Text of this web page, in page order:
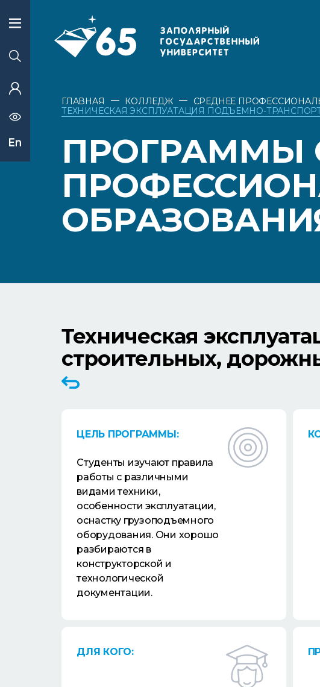
ГЛАВНАЯ — КОЛЛЕДЖ — СРЕДНЕЕ
ТЕХНИЧЕСКАЯ ЭКСПЛУАТАЦИЯ ПОДЪЕМНО-
ПРОГРАММЫ
Техническая
строительных,
ЦЕЛЬ ПРОГРАММЫ:
Студенты изучают правила
работы с различными
видами техники,
особенности эксплуатации,
оснастку грузоподъемного
оборудования. Они хорошо
разбираются в
конструкторской и
технологической
документации.
ДЛЯ КОГО: